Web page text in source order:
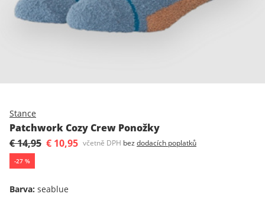
Stance
Patchwork Cozy Crew Ponožky
€ 14,95 € 10,95 včetně DPH bez dodacích poplatků
-27 %
Barva: seablue